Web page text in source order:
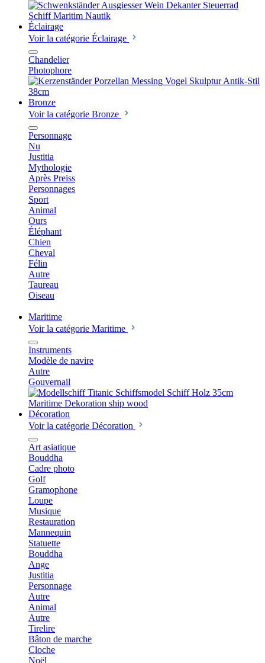
Éclairage
Voir la catégorie Éclairage
Chandelier
Photophore
Bronze
Voir la catégorie Bronze
Personnage
Nu
Justitia
Mythologie
Après Preiss
Personnages
Sport
Animal
Ours
Éléphant
Chien
Cheval
Félin
Autre
Taureau
Oiseau
Maritime
Voir la catégorie Maritime
Instruments
Modèle de navire
Autre
Gouvernail
Décoration
Voir la catégorie Décoration
Art asiatique
Bouddha
Cadre photo
Golf
Gramophone
Loupe
Musique
Restauration
Mannequin
Statuette
Bouddha
Ange
Justitia
Personnage
Autre
Animal
Autre
Tirelire
Bâton de marche
Cloche
Noël